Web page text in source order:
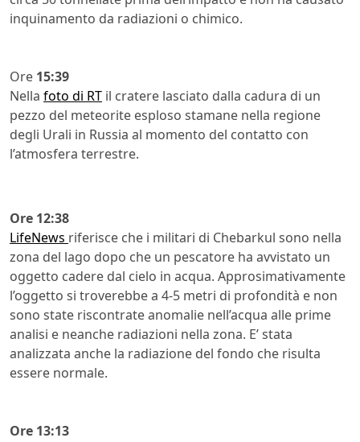
inquinamento da radiazioni o chimico.
Ore 15:39
Nella foto di RT il cratere lasciato dalla cadura di un
pezzo del meteorite esploso stamane nella regione
degli Urali in Russia al momento del contatto con
l’atmosfera terrestre.
Ore 12:38
LifeNews riferisce che i militari di Chebarkul sono nella
zona del lago dopo che un pescatore ha avvistato un
oggetto cadere dal cielo in acqua. Approsimativamente
l’oggetto si troverebbe a 4-5 metri di profondità e non
sono state riscontrate anomalie nell’acqua alle prime
analisi e neanche radiazioni nella zona. E’ stata
analizzata anche la radiazione del fondo che risulta
essere normale.
Ore 13:13